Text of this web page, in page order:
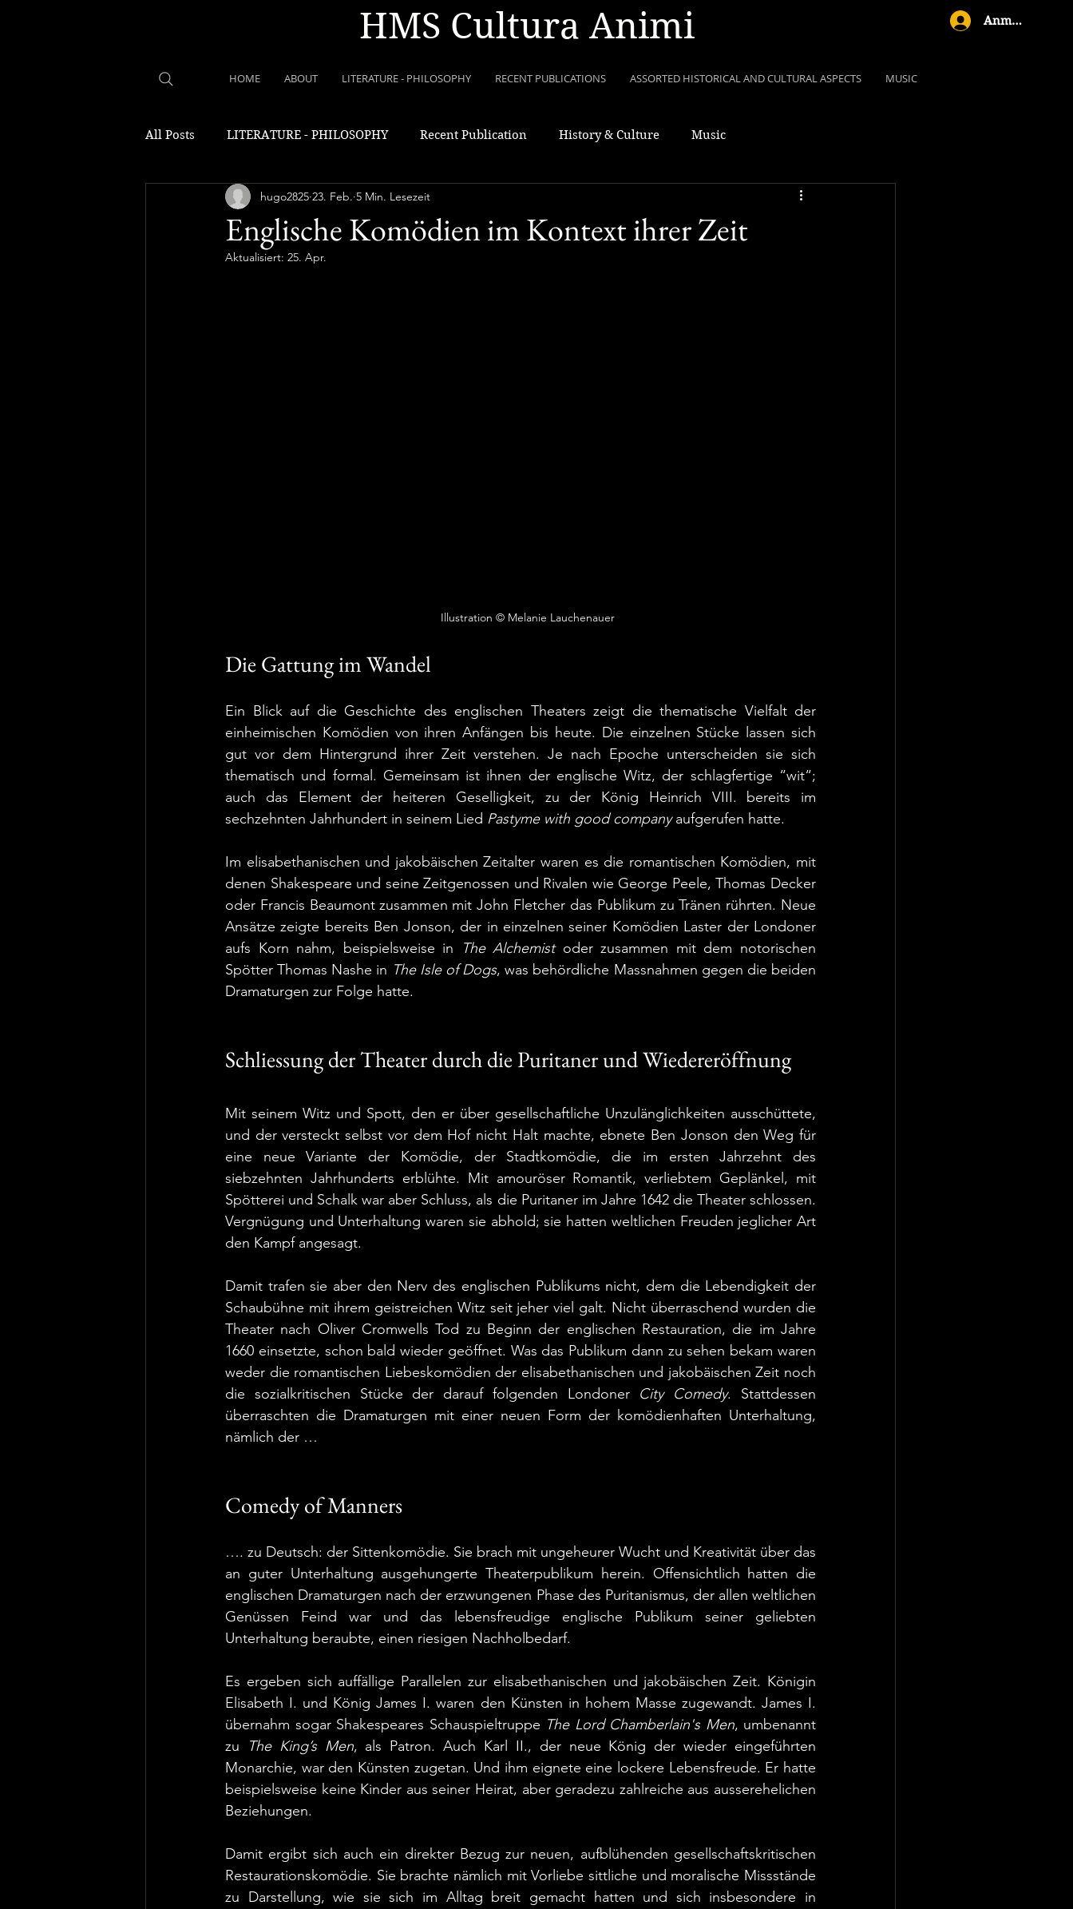
HMS Cultura Animi Anmelden
HOME ABOUT LITERATURE - PHILOSOPHY RECENT PUBLICATIONS ASSORTED HISTORICAL AND CULTURAL ASPECTS MUSIC
All Posts LITERATURE - PHILOSOPHY Recent Publication History & Culture Music
Englische Komödien im Kontext ihrer Zeit
hugo2825 23. Feb. 5 Min. Lesezeit
Aktualisiert: 25. Apr.
Illustration © Melanie Lauchenauer
Die Gattung im Wandel
Ein Blick auf die Geschichte des englischen Theaters zeigt die thematische Vielfalt der
einheimischen Komödien von ihren Anfängen bis heute. Die einzelnen Stücke lassen sich
gut vor dem Hintergrund ihrer Zeit verstehen. Je nach Epoche unterscheiden sie sich
thematisch und formal. Gemeinsam ist ihnen der englische Witz, der schlagfertige “wit“;
auch das Element der heiteren Geselligkeit, zu der König Heinrich VIII. bereits im
sechzehnten Jahrhundert in seinem Lied Pastyme with good company aufgerufen hatte.
Im elisabethanischen und jakobäischen Zeitalter waren es die romantischen Komödien, mit
denen Shakespeare und seine Zeitgenossen und Rivalen wie George Peele, Thomas Decker
oder Francis Beaumont zusammen mit John Fletcher das Publikum zu Tränen rührten. Neue
Ansätze zeigte bereits Ben Jonson, der in einzelnen seiner Komödien Laster der Londoner
aufs Korn nahm, beispielsweise in
The Alchemist oder zusammen mit dem notorischen
Spötter Thomas Nashe in The Isle of Dogs, was behördliche Massnahmen gegen die beiden
Dramaturgen zur Folge hatte.
Schliessung der Theater durch die Puritaner und Wiedereröffnung
Mit seinem Witz und Spott, den er über gesellschaftliche Unzulänglichkeiten ausschüttete,
und der versteckt selbst vor dem Hof nicht Halt machte, ebnete Ben Jonson den Weg für
eine neue Variante der Komödie, der Stadtkomödie, die im ersten Jahrzehnt des
siebzehnten Jahrhunderts erblühte. Mit amouröser Romantik, verliebtem Geplänkel, mit
Spötterei und Schalk war aber Schluss, als die Puritaner im Jahre 1642 die Theater schlossen.
Vergnügung und Unterhaltung waren sie abhold; sie hatten weltlichen Freuden jeglicher Art
den Kampf angesagt.
Damit trafen sie aber den Nerv des englischen Publikums nicht, dem die Lebendigkeit der
Schaubühne mit ihrem geistreichen Witz seit jeher viel galt. Nicht überraschend wurden die
Theater nach Oliver Cromwells Tod zu Beginn der englischen Restauration, die im Jahre
1660 einsetzte, schon bald wieder geöffnet. Was das Publikum dann zu sehen bekam waren
weder die romantischen Liebeskomödien der elisabethanischen und jakobäischen Zeit noch
die sozialkritischen Stücke der darauf folgenden Londoner City Comedy. Stattdessen
überraschten die Dramaturgen mit einer neuen Form der komödienhaften Unterhaltung,
nämlich der …
Comedy of Manners
…. zu Deutsch: der Sittenkomödie. Sie brach mit ungeheurer Wucht und Kreativität über das
an guter Unterhaltung ausgehungerte Theaterpublikum herein. Offensichtlich hatten die
englischen Dramaturgen nach der erzwungenen Phase des Puritanismus, der allen weltlichen
Genüssen Feind war und das lebensfreudige englische Publikum seiner geliebten
Unterhaltung beraubte, einen riesigen Nachholbedarf.
Es ergeben sich auffällige Parallelen zur elisabethanischen und jakobäischen Zeit. Königin
Elisabeth I. und König James I. waren den Künsten in hohem Masse zugewandt. James I.
übernahm sogar Shakespeares Schauspieltruppe The Lord Chamberlain's Men, umbenannt
zu
The King’s Men, als Patron. Auch Karl II., der neue König der wieder eingeführten
Monarchie, war den Künsten zugetan. Und ihm eignete eine lockere Lebensfreude. Er hatte
beispielsweise keine Kinder aus seiner Heirat, aber geradezu zahlreiche aus ausserehelichen
Beziehungen.
Damit ergibt sich auch ein direkter Bezug zur neuen, aufblühenden gesellschaftskritischen
Restaurationskomödie. Sie brachte nämlich mit Vorliebe sittliche und moralische Missstände
zu Darstellung, wie sie sich im Alltag breit gemacht hatten und sich insbesondere in